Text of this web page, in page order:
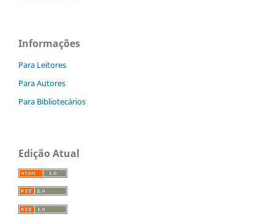
Informações
Para Leitores
Para Autores
Para Bibliotecários
Edição Atual